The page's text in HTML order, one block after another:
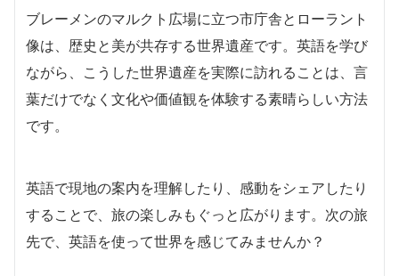
ブレーメンのマルクト広場に立つ市庁舎とローラント
像は、歴史と美が共存する世界遺産です。英語を学び
ながら、こうした世界遺産を実際に訪れることは、言
葉だけでなく文化や価値観を体験する素晴らしい方法
です。
英語で現地の案内を理解したり、感動をシェアしたり
することで、旅の楽しみもぐっと広がります。次の旅
先で、英語を使って世界を感じてみませんか？